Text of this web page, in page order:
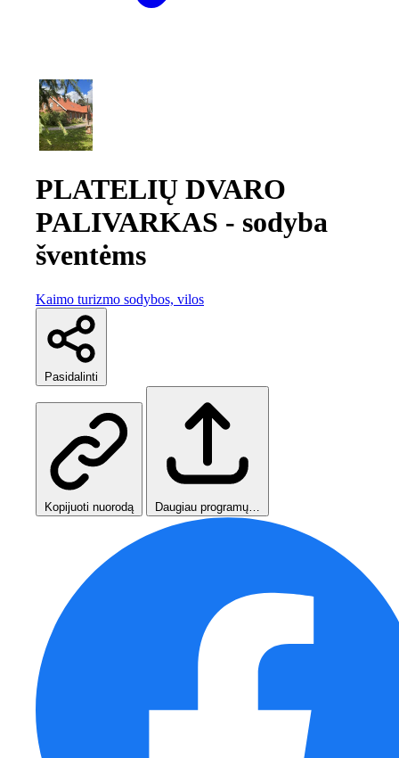
PLATELIŲ DVARO
PALIVARKAS - sodyba
šventėms
Kaimo turizmo sodybos, vilos
Pasidalinti
Kopijuoti nuorodą Daugiau programų…